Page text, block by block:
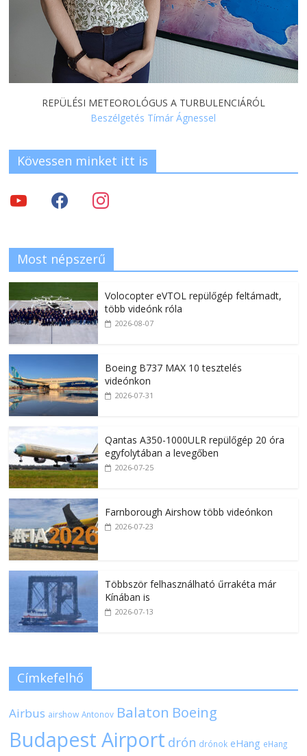
REPÜLÉSI METEOROLÓGUS A TURBULENCIÁRÓL
Beszélgetés Tímár Ágnessel
Kövessen minket itt is
Most népszerű
Volocopter eVTOL repülőgép feltámadt,
több videónk róla
2026-08-07
Boeing B737 MAX 10 tesztelés
videónkon
2026-07-31
Qantas A350-1000ULR repülőgép 20 óra
egyfolytában a levegőben
2026-07-25
Farnborough Airshow több videónkon
2026-07-23
Többször felhasználható űrrakéta már
Kínában is
2026-07-13
Címkefelhő
Airbus airshow Antonov Balaton Boeing
Budapest Airport drón drónok eHang eHang